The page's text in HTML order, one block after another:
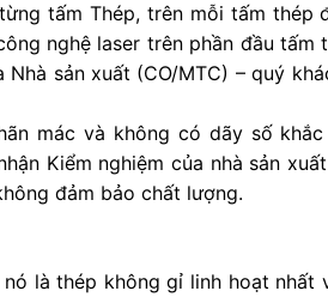
tấm Thép, trên mỗi tấm thép
nghệ laser trên phần đầu
sản xuất (CO/MTC) – quý
mác và không có dãy số
Kiểm nghiệm của nhà sản
đảm bảo chất lượng.
nó là thép không gỉ linh hoạt